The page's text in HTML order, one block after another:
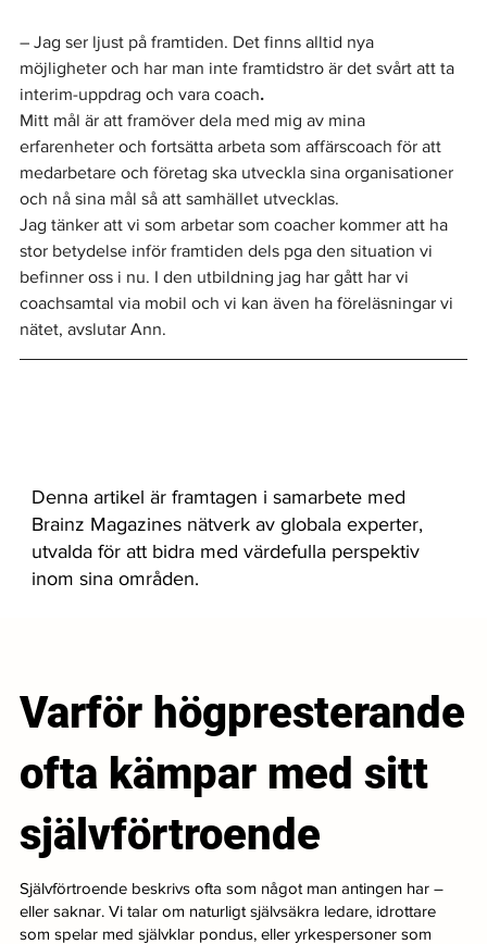
– Jag ser ljust på framtiden. Det finns alltid nya
möjligheter och har man inte framtidstro är det svårt att ta
interim-uppdrag och vara coach.
Mitt mål är att framöver dela med mig av mina
erfarenheter och fortsätta arbeta som affärscoach för att
medarbetare och företag ska utveckla sina organisationer
och nå sina mål så att samhället utvecklas.
Jag tänker att vi som arbetar som coacher kommer att ha
stor betydelse inför framtiden dels pga den situation vi
befinner oss i nu. I den utbildning jag har gått har vi
coachsamtal via mobil och vi kan även ha föreläsningar vi
nätet, avslutar Ann.
Denna artikel är framtagen i samarbete med
Brainz Magazines nätverk av globala experter,
utvalda för att bidra med värdefulla perspektiv
inom sina områden.
Varför högpresterande
ofta kämpar med sitt
självförtroende
Självförtroende beskrivs ofta som något man antingen har –
eller saknar. Vi talar om naturligt självsäkra ledare, idrottare
som spelar med självklar pondus, eller yrkespersoner som